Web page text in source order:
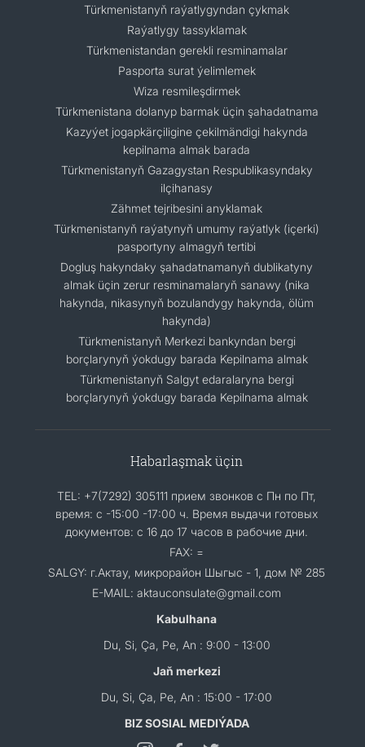
Türkmenistanyň raýatlygyndan çykmak
Raýatlygy tassyklamak
Türkmenistandan gerekli resminamalar
Pasporta surat ýelimlemek
Wiza resmileşdirmek
Türkmenistana dolanyp barmak üçin şahadatnama
Kazyýet jogapkärçiligine çekilmändigi hakynda
kepilnama almak barada
Türkmenistanyň Gazagystan Respublikasyndaky
ilçihanasy
Zähmet tejribesini anyklamak
Türkmenistanyň raýatynyň umumy raýatlyk (içerki)
pasportyny almagyň tertibi
Dogluş hakyndaky şahadatnamanyň dublikatyny
almak üçin zerur resminamalaryň sanawy (nika
hakynda, nikasynyň bozulandygy hakynda, ölüm
hakynda)
Türkmenistanyň Merkezi bankyndan bergi
borçlarynyň ýokdugy barada Kepilnama almak
Türkmenistanyň Salgyt edaralaryna bergi
borçlarynyň ýokdugy barada Kepilnama almak
Habarlaşmak üçin
TEL: +7(7292) 305111 прием звонков с Пн по Пт,
время: с -15:00 -17:00 ч. Время выдачи готовых
документов: с 16 до 17 часов в рабочие дни.
FAX: =
SALGY: г.Актау, микрорайон Шыгыс - 1, дом № 285
E-MAIL: aktauconsulate@gmail.com
Kabulhana
Du, Si, Ça, Pe, An : 9:00 - 13:00
Jaň merkezi
Du, Si, Ça, Pe, An : 15:00 - 17:00
BIZ SOSIAL MEDIÝADA